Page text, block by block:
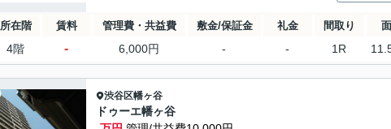
所在階 賃料 管理費・共益費 敷金/保証金 礼金 間取り
4階 - 6,000円 - - 1R
渋谷区幡ヶ谷
ドゥーエ幡ヶ谷